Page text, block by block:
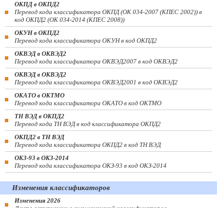
ОКПД в ОКПД2
Перевод кода классификатора ОКПД (ОК 034-2007 (КПЕС 2002)) в
код ОКПД2 (ОК 034-2014 (КПЕС 2008))
ОКУН в ОКПД2
Перевод кода классификатора ОКУН в код ОКПД2
ОКВЭД в ОКВЭД2
Перевод кода классификатора ОКВЭД2007 в код ОКВЭД2
ОКВЭД в ОКВЭД2
Перевод кода классификатора ОКВЭД2001 в код ОКВЭД2
ОКАТО в ОКТМО
Перевод кода классификатора ОКАТО в код ОКТМО
ТН ВЭД в ОКПД2
Перевод кода ТН ВЭД в код классификатора ОКПД2
ОКПД2 в ТН ВЭД
Перевод кода классификатора ОКПД2 в код ТН ВЭД
ОКЗ-93 в ОКЗ-2014
Перевод кода классификатора ОКЗ-93 в код ОКЗ-2014
Изменения классификаторов
Изменения 2026